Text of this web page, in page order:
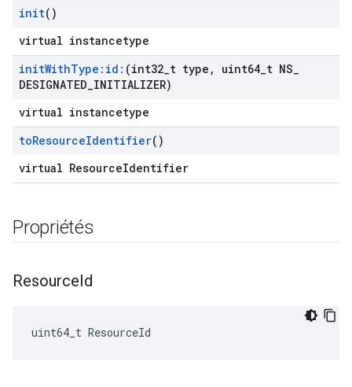
init()
virtual instancetype
initWithType:id: (int32 t type , uint64 t NS
DESIGNATED INITIALIZER)
virtual instancetype
toResourceIdentifier()
virtual ResourceIdentifier
Propriétés
ResourceId
uint64_t ResourceId